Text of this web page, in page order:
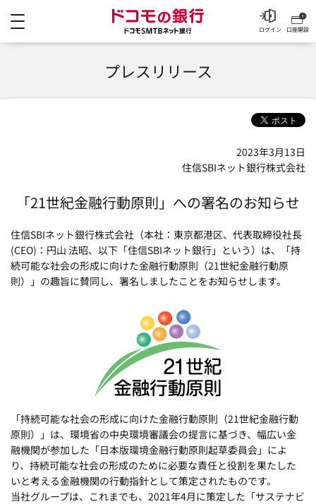
ドコモの銀行 ドコモ
口座開設
ログイン
プレスリリース
2023年3月13日
住信SBIネット銀行株式会社
「21世紀金融行動原則」への署名のお知らせ
住信SBIネット銀行株式会社（本社：東京都港区、代表取締役社長
(CEO)：円山 法昭、以下「住信SBIネット銀行」という）は、「持
続可能な社会の形成に向けた金融行動原則（21世紀金融行動原
則）」の趣旨に賛同し、署名しましたことをお知らせします。
「持続可能な社会の形成に向けた金融行動原則（21世紀金融行動
原則）」は、環境省の中央環境審議会の提言に基づき、幅広い金
融機関が参加した「日本版環境金融行動原則起草委員会」によ
り、持続可能な社会の形成のために必要な責任と役割を果たした
いと考える金融機関の行動指針として策定されたものです。
当社グループは、これまでも、2021年4月に策定した「サステナビ